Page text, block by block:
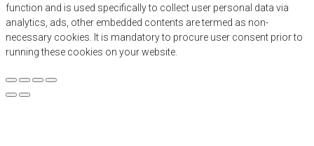
function and is used specifically to collect user personal data via
analytics, ads, other embedded contents are termed as non-
necessary cookies. It is mandatory to procure user consent prior to
running these cookies on your website.